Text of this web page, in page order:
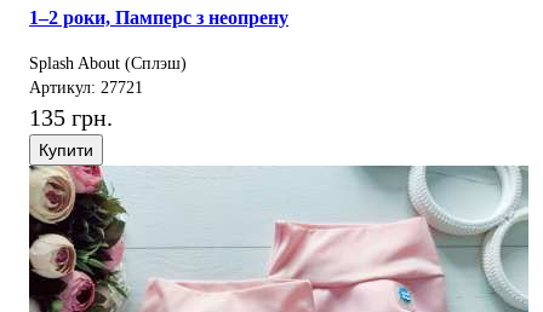
1–2 роки, Памперс з неопрену
Splash About (Сплэш)
Артикул: 27721
135 грн.
Купити